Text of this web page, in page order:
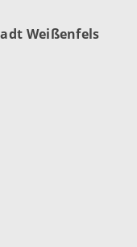
Weißenfels